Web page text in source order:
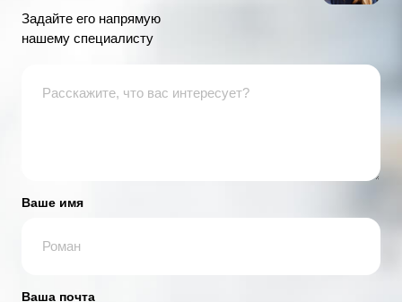
Задайте его напрямую
нашему специалисту
Ваше имя
Ваша почта